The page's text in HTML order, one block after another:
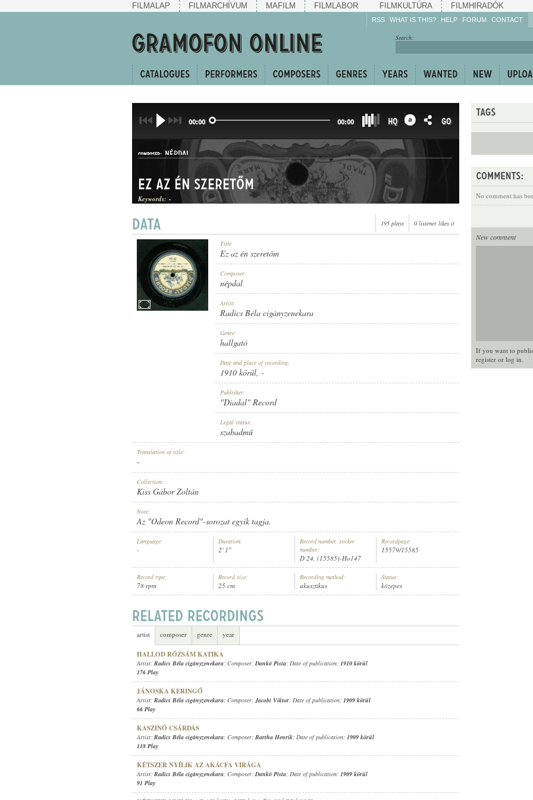
FILMALAP FILMARCHÍVUM MAFILM FILMLABOR FILMKULTÚRA FILMHIRADÓK
RSS WHAT IS THIS? HELP
Enrich!
Share!
FORUM CONTACT
Search:
No comment has
New comment
If you want to
register or log in.
00:00 00:00 HQ GO
COMPOSER: NÉPDAL
HALLGATÓ
"DIADAL" RECORD
RECORD NUMBER:
Ez az én szeretőm
Keywords: -
195 plays 0 listener likes it
Title
Ez az én szeretőm
Composer:
népdal
Artist:
Radics Béla cigányzenekara
Genre:
hallgató
Date and place of recording:
1910 körül, -
Publisher:
"Diadal" Record
Legal status:
szabadmű
Translation of title:
-
Collection:
Kiss Gábor Zoltán
Note:
Az "Odeon Record"-sorozat egyik tagja.
Language:
-
Duration:
2' 1"
Record number, sticker
number:
D 24, (15585)-Ho147
Recordpage:
15579/15585
Record type:
78 rpm
Record size:
25 cm
Recording method:
akusztikus
Status:
közepes
artist composer genre year
HALLOD RÓZSÁM KATIKA
Artist: Radics Béla cigányzenekara; Composer:Dankó Pista; Date of publication: 1910 körül
176 Play
JÁNOSKA KERINGŐ
Artist: Radics Béla cigányzenekara; Composer:Jacobi Viktor; Date of publication: 1909 körül
66 Play
KASZINÓ CSÁRDÁS
Artist: Radics Béla cigányzenekara; Composer: Bartha Henrik; Date of publication: 1909 körül
118 Play
KÉTSZER NYÍLIK AZ AKÁCFA VIRÁGA
Artist: Radics Béla cigányzenekara; Composer:Dankó Pista; Date of publication: 1909 körül
91 Play